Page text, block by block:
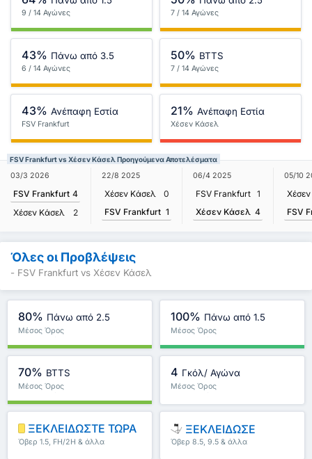
9 / 14 Αγώνες 7 / 14 Αγώνες
43% Πάνω από 3.5
6 / 14 Αγώνες
50% BTTS
7 / 14 Αγώνες
43% Ανέπαφη Εστία
FSV Frankfurt
21% Ανέπαφη Εστία
Χέσεν Κάσελ
FSV Frankfurt vs Χέσεν Κάσελ Προηγούμενα Αποτελέσματα
03/3 2026
FSV Frankfurt 4
Χέσεν Κάσελ
2
22/8 2025
Χέσεν Κάσελ
0
FSV Frankfurt 1
06/4 2025
FSV Frankfurt 1
Χέσεν Κάσελ 4
05/10
FSV
Όλες οι Προβλέψεις
- FSV Frankfurt vs Χέσεν Κάσελ
80% Πάνω από 2.5
Μέσος Όρος
100% Πάνω από 1.5
Μέσος Όρος
70% BTTS
Μέσος Όρος
4 Γκόλ/ Αγώνα
Μέσος Όρος
ΞΕΚΛΕΙΔΩΣΤΕ ΤΩΡΑ
Όβερ 1.5, FH/2H & άλλα
ΞΕΚΛΕΙΔΩΣΕ
Όβερ 8.5, 9.5 & άλλα